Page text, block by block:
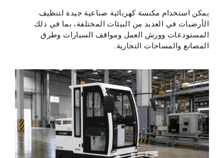
يمكن استخدام مكنسة كهربائية صناعية جيدة لتنظيف
الأرضيات في العديد من البيئات المختلفة، بما في ذلك
المستودعات وورش العمل ومواقف السيارات وطرق
المصانع والمساحات التجارية.